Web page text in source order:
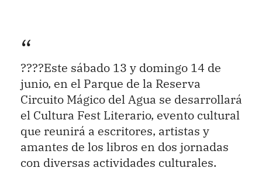
????Este sábado 13 y domingo 14 de
junio, en el Parque de la Reserva
Circuito Mágico del Agua se desarrollará
el Cultura Fest Literario, evento cultural
que reunirá a escritores, artistas y
amantes de los libros en dos jornadas
con diversas actividades culturales.